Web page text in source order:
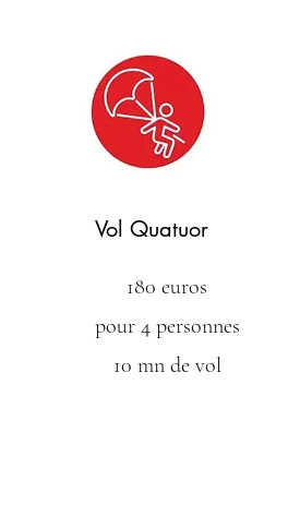
Vol Quatuor
180 euros
pour 4 personnes
10 mn de vol